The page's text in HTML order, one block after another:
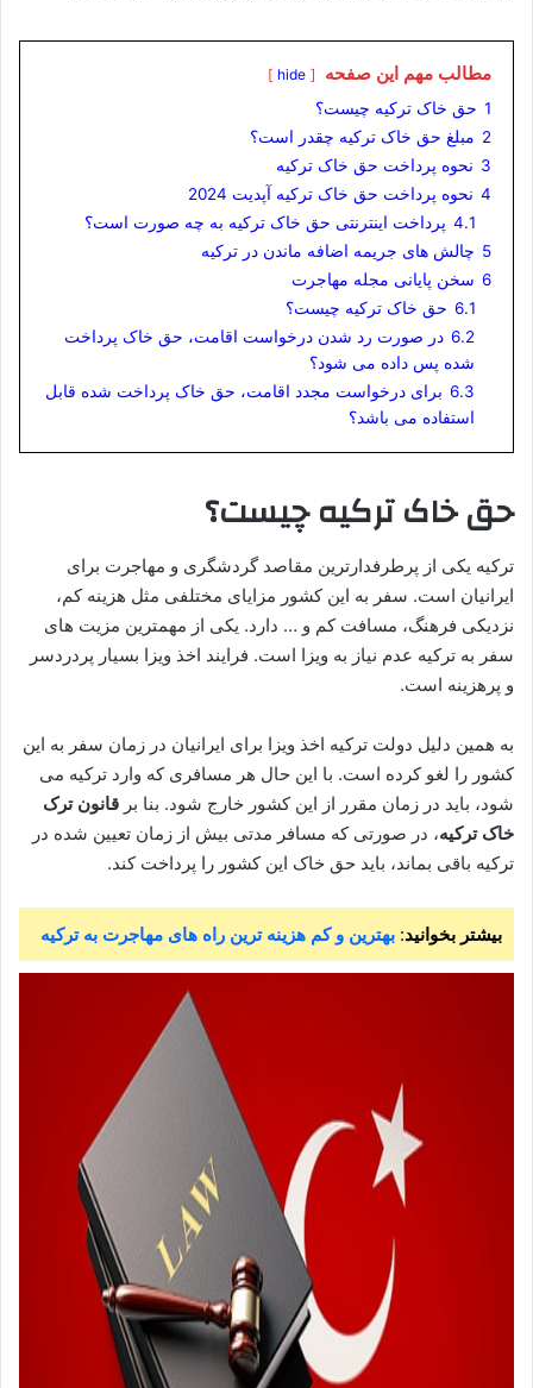
مطالب مهم این صفحه hide
1 حق خاک ترکیه چیست؟
2 مبلغ حق خاک ترکیه چقدر است؟
3 نحوه پرداخت حق خاک ترکیه
4 نحوه پرداخت حق خاک ترکیه آپدیت 2024
4.1 پرداخت اینترنتی حق خاک ترکیه به چه صورت است؟
5 چالش های جریمه اضافه ماندن در ترکیه
6 سخن پایانی مجله مهاجرت
6.1 حق خاک ترکیه چیست؟
6.2 در صورت رد شدن درخواست اقامت، حق خاک پرداخت
شده پس داده می شود؟
6.3 برای درخواست مجدد اقامت، حق خاک پرداخت شده قابل
استفاده می باشد؟
حق خاک ترکیه چیست؟
ترکیه یکی از پرطرفدارترین مقاصد گردشگری و مهاجرت برای
ایرانیان است. سفر به این کشور مزایای مختلفی مثل هزینه کم،
نزدیکی فرهنگ، مسافت کم و … دارد. یکی از مهمترین مزیت های
سفر به ترکیه عدم نیاز به ویزا است. فرایند اخذ ویزا بسیار پردردسر
و پرهزینه است.
به همین دلیل دولت ترکیه اخذ ویزا برای ایرانیان در زمان سفر به این
کشور را لغو کرده است. با این حال هر مسافری که وارد ترکیه می
شود، باید در زمان مقرر از این کشور خارج شود. بنا بر قانون ترک
خاک ترکیه، در صورتی که مسافر مدتی بیش از زمان تعیین شده در
ترکیه باقی بماند، باید حق خاک این کشور را پرداخت کند.
بیشتر بخوانید: بهترین و کم هزینه ترین راه های مهاجرت به ترکیه